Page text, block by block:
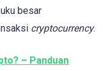
besar
cryptocurrency.
– Panduan